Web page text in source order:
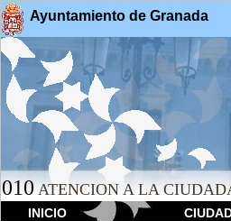
Ayuntamiento de Granada
010 ATENCION A LA
INICIO